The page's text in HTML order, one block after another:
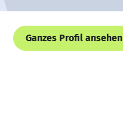
Ganzes Profil ansehen